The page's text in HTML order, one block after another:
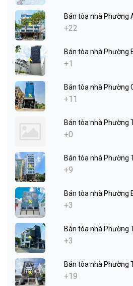
Bán tòa nhà Phường
+22
Bán tòa nhà Phường
+1
Bán tòa nhà Phường
+11
Bán tòa nhà Phường
+0
Bán tòa nhà Phường
+9
Bán tòa nhà Phường
+3
Bán tòa nhà Phường
+3
Bán tòa nhà Phường
+19